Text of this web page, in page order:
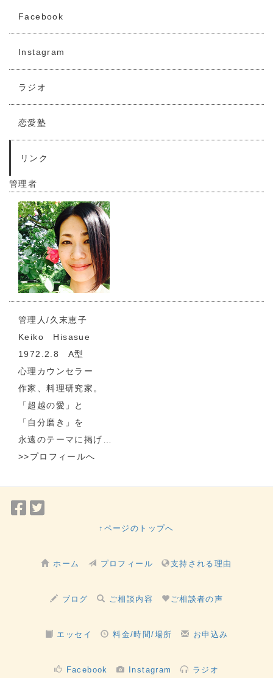
Facebook
Instagram
ラジオ
恋愛塾
リンク
管理者
管理人/久末恵子
Keiko Hisasue
1972.2.8 A型
心理カウンセラー
作家、料理研究家。
「超越の愛」と
「自分磨き」を
永遠のテーマに掲げ…
>>プロフィールへ
Facebook
ェ
↑ページのトップへ
ホーム プロフィール 支持される理由
ブログ ご相談内容 ご相談者の声
エッセイ 料金/時間/場所 お申込み
Facebook Instagram ラジオ